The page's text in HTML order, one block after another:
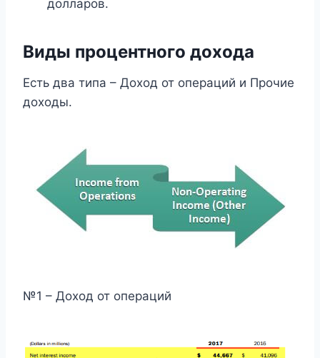
долларов.
Виды процентного дохода
Есть два типа – Доход от операций и Прочие
доходы.
№1 – Доход от операций